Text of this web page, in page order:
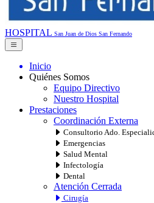
HOSPITAL San Juan de Dios San Fernando
Inicio
Quiénes Somos
Equipo Directivo
Nuestro Hospital
Prestaciones
Coordinación Externa
Consultorio Ado.
Emergencias
Salud Mental
Infectología
Dental
Atención Cerrada
Cirugía